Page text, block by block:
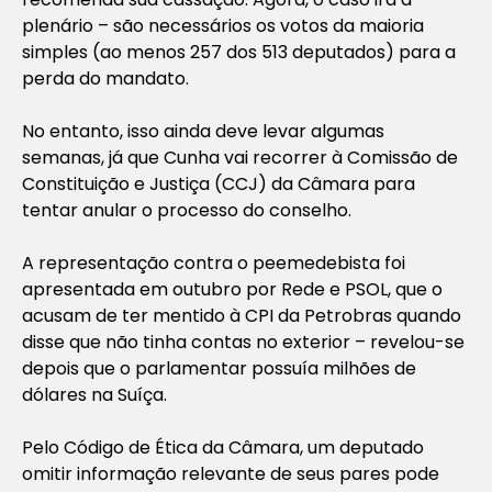
plenário – são necessários os votos da maioria
simples (ao menos 257 dos 513 deputados) para a
perda do mandato.
No entanto, isso ainda deve levar algumas
semanas, já que Cunha vai recorrer à Comissão de
Constituição e Justiça (CCJ) da Câmara para
tentar anular o processo do conselho.
A representação contra o peemedebista foi
apresentada em outubro por Rede e PSOL, que o
acusam de ter mentido à CPI da Petrobras quando
disse que não tinha contas no exterior – revelou-se
depois que o parlamentar possuía milhões de
dólares na Suíça.
Pelo Código de Ética da Câmara, um deputado
omitir informação relevante de seus pares pode